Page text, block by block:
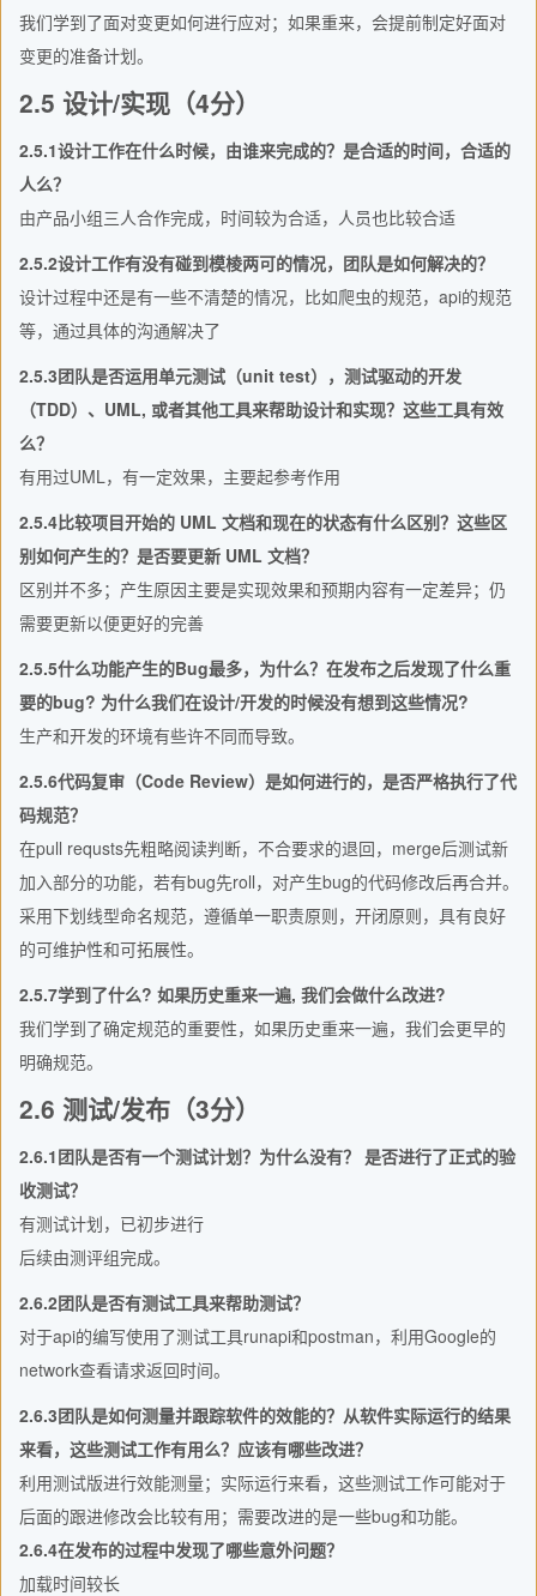
我们学到了面对变更如何进行应对；如果重来，会提前制定好面对
变更的准备计划。
2.5 设计/实现（4分）
2.5.1设计工作在什么时候，由谁来完成的？是合适的时间，合适的
人么？
由产品小组三人合作完成，时间较为合适，人员也比较合适
2.5.2设计工作有没有碰到模棱两可的情况，团队是如何解决的？
设计过程中还是有一些不清楚的情况，比如爬虫的规范，api的规范
等，通过具体的沟通解决了
2.5.3团队是否运用单元测试（unit test），测试驱动的开发
（TDD）、UML, 或者其他工具来帮助设计和实现？这些工具有效
么？
有用过UML，有一定效果，主要起参考作用
2.5.4比较项目开始的 UML 文档和现在的状态有什么区别？这些区
别如何产生的？是否要更新 UML 文档？
区别并不多；产生原因主要是实现效果和预期内容有一定差异；仍
需要更新以便更好的完善
2.5.5什么功能产生的Bug最多，为什么？在发布之后发现了什么重
要的bug? 为什么我们在设计/开发的时候没有想到这些情况?
生产和开发的环境有些许不同而导致。
2.5.6代码复审（Code Review）是如何进行的，是否严格执行了代
码规范？
在pull requsts先粗略阅读判断，不合要求的退回，merge后测试新
加入部分的功能，若有bug先roll，对产生bug的代码修改后再合并。
采用下划线型命名规范，遵循单一职责原则，开闭原则，具有良好
的可维护性和可拓展性。
2.5.7学到了什么? 如果历史重来一遍, 我们会做什么改进?
我们学到了确定规范的重要性，如果历史重来一遍，我们会更早的
明确规范。
2.6 测试/发布（3分）
2.6.1团队是否有一个测试计划？为什么没有？ 是否进行了正式的验
收测试？
有测试计划，已初步进行
后续由测评组完成。
2.6.2团队是否有测试工具来帮助测试？
对于api的编写使用了测试工具runapi和postman，利用Google的
network查看请求返回时间。
2.6.3团队是如何测量并跟踪软件的效能的？从软件实际运行的结果
来看，这些测试工作有用么？应该有哪些改进？
利用测试版进行效能测量；实际运行来看，这些测试工作可能对于
后面的跟进修改会比较有用；需要改进的是一些bug和功能。
2.6.4在发布的过程中发现了哪些意外问题？
加载时间较长